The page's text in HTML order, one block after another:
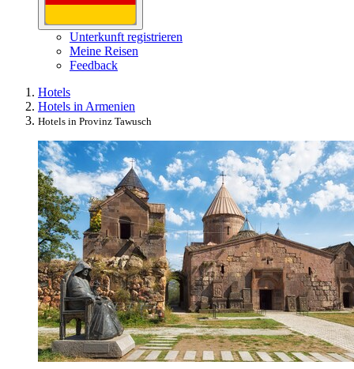
Unterkunft registrieren
Meine Reisen
Feedback
Hotels
Hotels in Armenien
Hotels in Provinz Tawusch